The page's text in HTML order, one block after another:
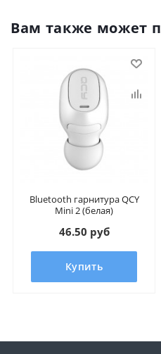
Вам также может
Bluetooth гарнитура QCY
Mini 2 (белая)
46.50 руб
Купить